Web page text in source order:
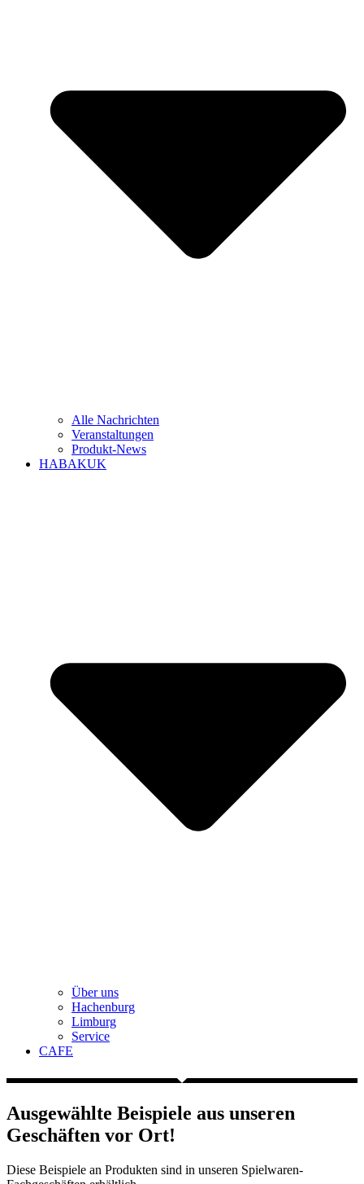
Alle Nachrichten
Veranstaltungen
Produkt-News
HABAKUK
Über uns
Hachenburg
Limburg
Service
CAFE
Ausgewählte Beispiele aus unseren
Geschäften vor Ort!
Diese Beispiele an Produkten sind in unseren Spielwaren-